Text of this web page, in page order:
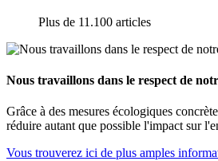
Plus de 11.100 articles
Nous travaillons dans le respect de
Grâce à des mesures écologiques
réduire autant que possible l'impact sur
Vous trouverez ici de plus amples